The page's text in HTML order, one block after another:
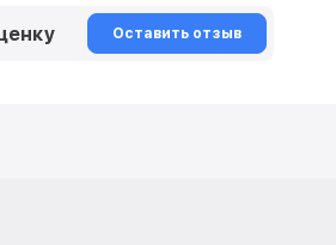
Оставить отзыв